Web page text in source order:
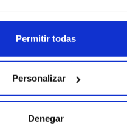
Permitir todas
Personalizar
Denegar
Registrarme
solicita
Ver ficha